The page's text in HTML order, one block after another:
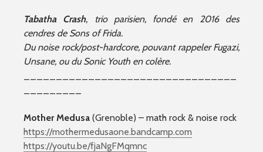
Tabatha Crash, trio parisien, fondé en 2016 des
cendres de Sons of Frida.
Du noise rock/post-hardcore, pouvant rappeler Fugazi,
Unsane, ou du Sonic Youth en colère.
Mother Medusa (Grenoble) – math rock & noise rock
https://mothermedusaone.bandcamp.com
https://youtu.be/fjaNgFMqmnc